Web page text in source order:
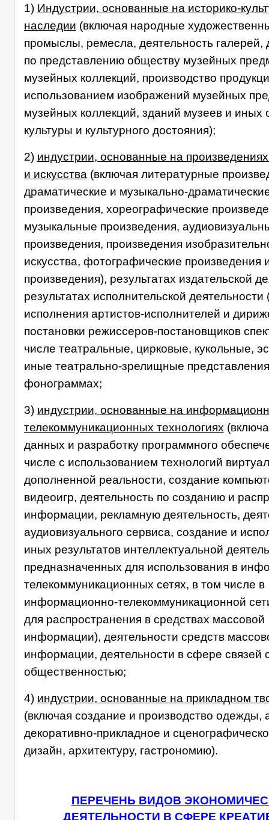
1) Индустрии, основанные на историко-
наследии (включая народные
промыслы, ремесла, деятельность галерей,
по представлению обществу музейных
музейных коллекций, производство
использованием изображений музейных
музейных коллекций, зданий музеев и иных
культуры и культурного достояния);
2) индустрии, основанные на
и искусства (включая литературные
драматические и музыкально-
произведения, хореографические
музыкальные произведения,
произведения, произведения
искусства, фотографические произведения
произведения), результатах издательской
результатах исполнительской деятельности
исполнения артистов-исполнителей и
постановки режиссеров-постановщиков
числе театральные, цирковые, кукольные,
иные театрально-зрелищные
фонограммах;
3) индустрии, основанные на
телекоммуникационных технологиях
данных и разработку программного
числе с использованием технологий
дополненной реальности, создание
видеоигр, деятельность по созданию и
информации, рекламную деятельность,
аудиовизуального сервиса, создание и
иных результатов интеллектуальной
предназначенных для использования в
телекоммуникационных сетях, в том числе в
информационно-телекоммуникационной
для распространения в средствах массовой
информации), деятельности средств
информации, деятельности в сфере связей
общественностью;
4) индустрии, основанные на прикладном
(включая создание и производство одежды,
декоративно-прикладное и
дизайн, архитектуру, гастрономию).
ПЕРЕЧЕНЬ ВИДОВ
ДЕЯТЕЛЬНОСТИ В СФЕРЕ